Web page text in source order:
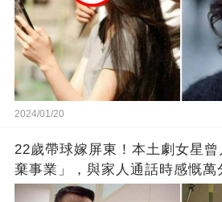
2024/01/20
22歲帶球嫁屏東！本土劇女星
棄事業」，與家人通話時感慨萬
思」：只有過一次眼淚